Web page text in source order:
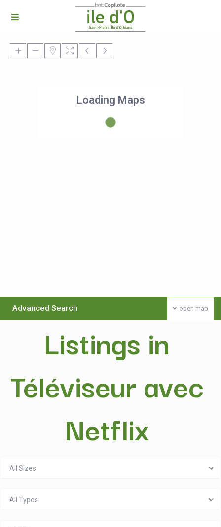
Loading Maps
open map
Advanced Search
Listings in
Téléviseur avec
Netflix
All Sizes
All Types